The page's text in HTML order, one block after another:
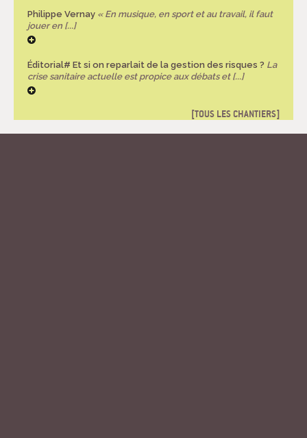
Philippe Vernay « En musique, en sport et au travail, il faut
jouer en [...]
Éditorial# Et si on reparlait de la gestion des risques ? La
crise sanitaire actuelle est propice aux débats et [...]
TOUS LES CHANTIERS